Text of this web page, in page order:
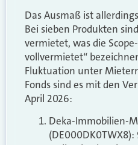
Das Ausmaß ist
Bei sieben Produkten
vermietet, was die
vollvermietet“
Fluktuation unter
Fonds sind es mit den
April 2026:
Deka-Immobilien-